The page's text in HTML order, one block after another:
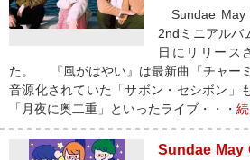
Sundae May
2ndミニアルバ
日にリリース
た。 『風がはやい』は最新曲「チャー
音源化されていた「サボン・セシボン」
「月夜に奥二重」といったライブ・・・
Sundae May